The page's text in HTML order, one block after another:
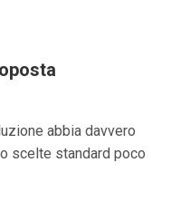
abbia davvero
scelte standard poco